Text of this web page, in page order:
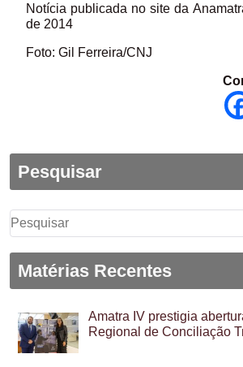
Notícia publicada no site da
de 2014
Foto: Gil Ferreira/CNJ
Pesquisar
Pesquisar
por:
Matérias Recentes
Amatra IV prestigia
Regional de Conciliação